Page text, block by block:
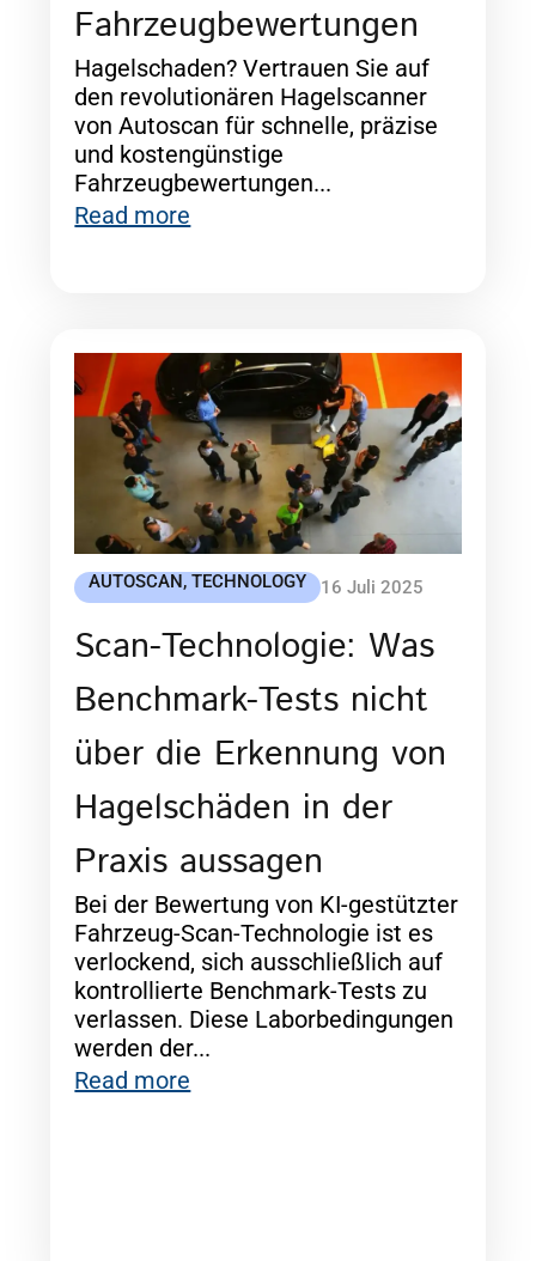
Fahrzeugbewertungen
Hagelschaden? Vertrauen Sie auf
den revolutionären Hagelscanner
von Autoscan für schnelle, präzise
und kostengünstige
Fahrzeugbewertungen...
Read more
AUTOSCAN ,TECHNOLOGY 16 Juli 2025
Scan-Technologie: Was
Benchmark-Tests nicht
über die Erkennung von
Hagelschäden in der
Praxis aussagen
Bei der Bewertung von KI-gestützter
Fahrzeug-Scan-Technologie ist es
verlockend, sich ausschließlich auf
kontrollierte Benchmark-Tests zu
verlassen. Diese Laborbedingungen
werden der...
Read more